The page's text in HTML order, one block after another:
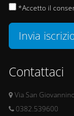
*Accetto il
Invia
Contattaci
Via San
0382.539600